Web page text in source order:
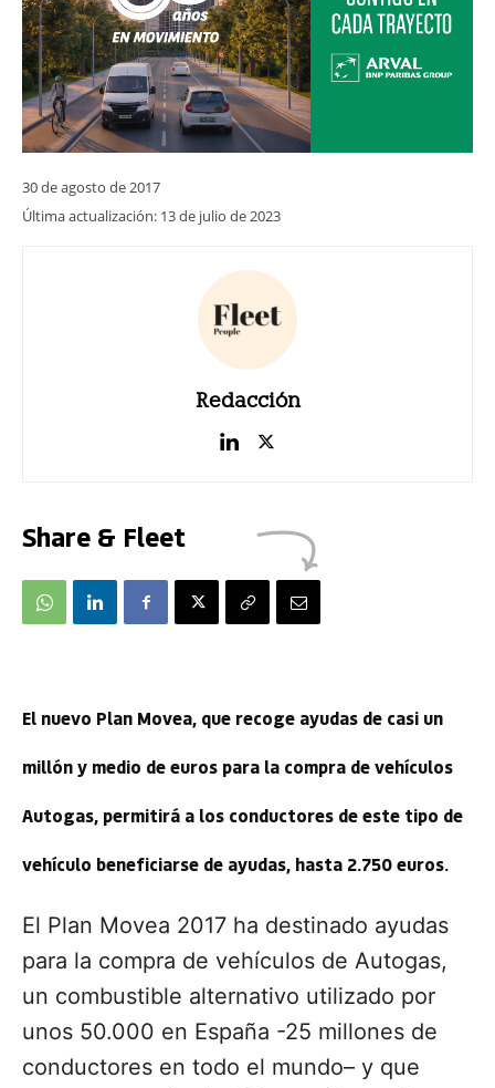
30 de agosto de 2017
Última actualización: 13 de julio de 2023
Redacción
Share & Fleet
El nuevo Plan Movea, que recoge ayudas de casi un
millón y medio de euros para la compra de vehículos
Autogas, permitirá a los conductores de este tipo de
vehículo beneficiarse de ayudas, hasta 2.750 euros.
El Plan Movea 2017 ha destinado ayudas
para la compra de vehículos de Autogas,
un combustible alternativo utilizado por
unos 50.000 en España -25 millones de
conductores en todo el mundo– y que